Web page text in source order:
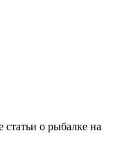
статьи о рыбалке на